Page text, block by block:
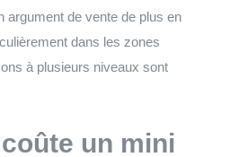
argument de vente de plus en
dans les zones
à plusieurs niveaux sont
un mini